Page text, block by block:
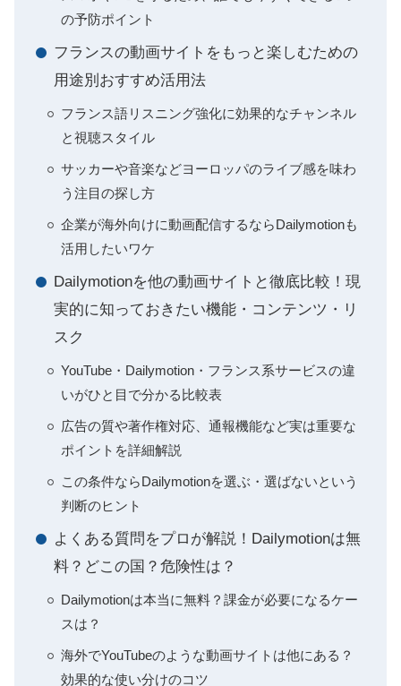
の予防ポイント
フランスの動画サイトをもっと楽しむための
用途別おすすめ活用法
フランス語リスニング強化に効果的なチャンネル
と視聴スタイル
サッカーや音楽などヨーロッパのライブ感を味わ
う注目の探し方
企業が海外向けに動画配信するならDailymotionも
活用したいワケ
Dailymotionを他の動画サイトと徹底比較！現
実的に知っておきたい機能・コンテンツ・リ
スク
YouTube・Dailymotion・フランス系サービスの違
いがひと目で分かる比較表
広告の質や著作権対応、通報機能など実は重要な
ポイントを詳細解説
この条件ならDailymotionを選ぶ・選ばないという
判断のヒント
よくある質問をプロが解説！Dailymotionは無
料？どこの国？危険性は？
Dailymotionは本当に無料？課金が必要になるケー
スは？
海外でYouTubeのような動画サイトは他にある？
効果的な使い分けのコツ